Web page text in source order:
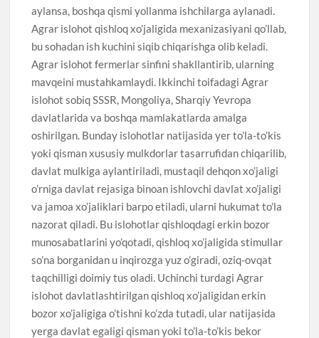
aylansa, boshqa qismi yollanma ishchilarga aylanadi.
Agrar islohot qishloq xo’jaligida mexanizasiyani qo’llab,
bu sohadan ish kuchini siqib chiqarishga olib keladi.
Agrar islohot fermerlar sinfini shakllantirib, ularning
mavqeini mustahkamlaydi. Ikkinchi toifadagi Agrar
islohot sobiq SSSR, Mongoliya, Sharqiy Yevropa
davlatlarida va boshqa mamlakatlarda amalga
oshirilgan. Bunday islohotlar natijasida yer to’la-to’kis
yoki qisman xususiy mulkdorlar tasarrufidan chiqarilib,
davlat mulkiga aylantiriladi, mustaqil dehqon xo’jaligi
o’rniga davlat rejasiga binoan ishlovchi davlat xo’jaligi
va jamoa xo’jaliklari barpo etiladi, ularni hukumat to’la
nazorat qiladi. Bu islohotlar qishloqdagi erkin bozor
munosabatlarini yo’qotadi, qishloq xo’jaligida stimullar
so’na borganidan u inqirozga yuz o’giradi, oziq-ovqat
taqchilligi doimiy tus oladi. Uchinchi turdagi Agrar
islohot davlatlashtirilgan qishloq xo’jaligidan erkin
bozor xo’jaligiga o’tishni ko’zda tutadi, ular natijasida
yerga davlat egaligi qisman yoki to’la-to’kis bekor